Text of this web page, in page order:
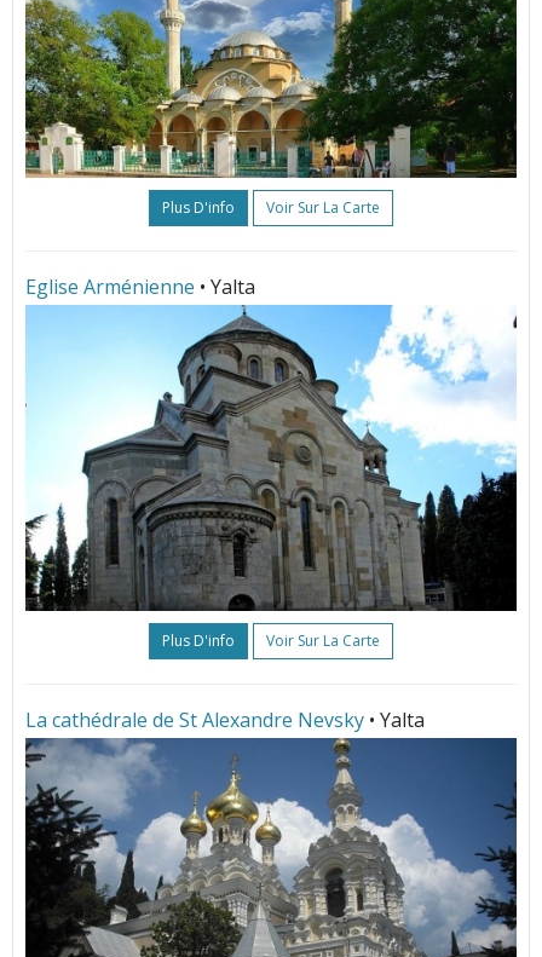
Plus D'info Voir Sur La Carte
Eglise Arménienne • Yalta
Plus D'info Voir Sur La Carte
La cathédrale de St Alexandre Nevsky • Yalta